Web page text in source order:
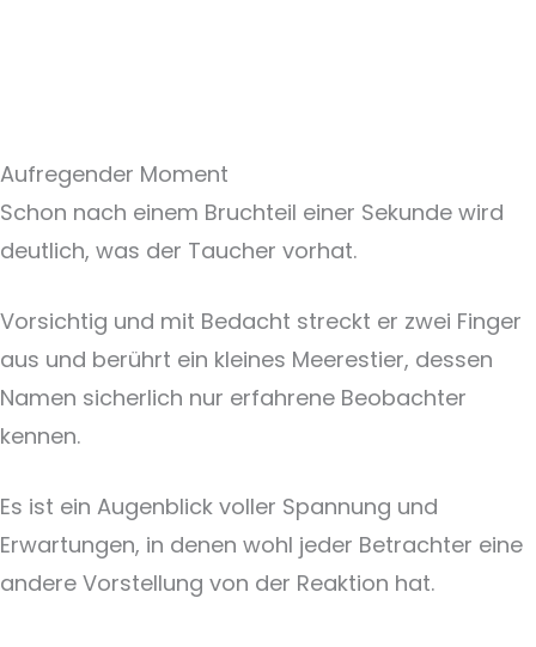
Aufregender Moment
Schon nach einem Bruchteil einer Sekunde wird
deutlich, was der Taucher vorhat.
Vorsichtig und mit Bedacht streckt er zwei Finger
aus und berührt ein kleines Meerestier, dessen
Namen sicherlich nur erfahrene Beobachter
kennen.
Es ist ein Augenblick voller Spannung und
Erwartungen, in denen wohl jeder Betrachter eine
andere Vorstellung von der Reaktion hat.